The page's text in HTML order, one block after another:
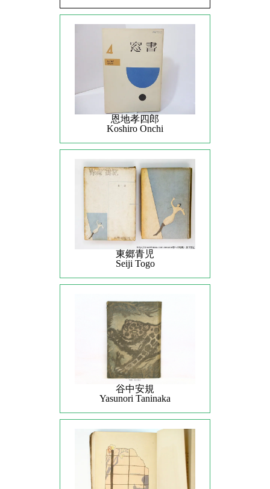
恩地孝四郎
Koshiro Onchi
東郷青児
Seiji Togo
谷中安規
Yasunori Taninaka